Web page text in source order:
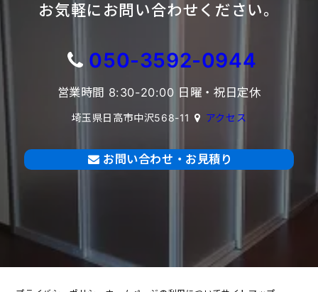
お気軽にお問い合わせください。
050-3592-0944
営業時間 8:30-20:00 日曜・祝日定休
埼玉県日高市中沢568-11 アクセス
お問い合わせ・お見積り